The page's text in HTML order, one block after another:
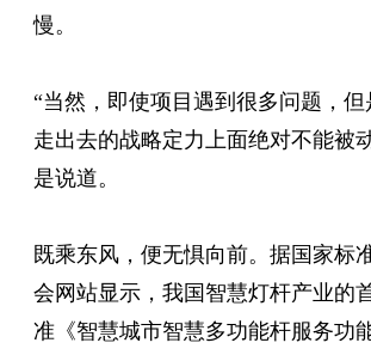
慢。
“当然，即使项目遇到很多问题，
走出去的战略定力上面绝对不能被
是说道。
既乘东风，便无惧向前。据国家标
会网站显示，我国智慧灯杆产业的
准《智慧城市智慧多功能杆服务功